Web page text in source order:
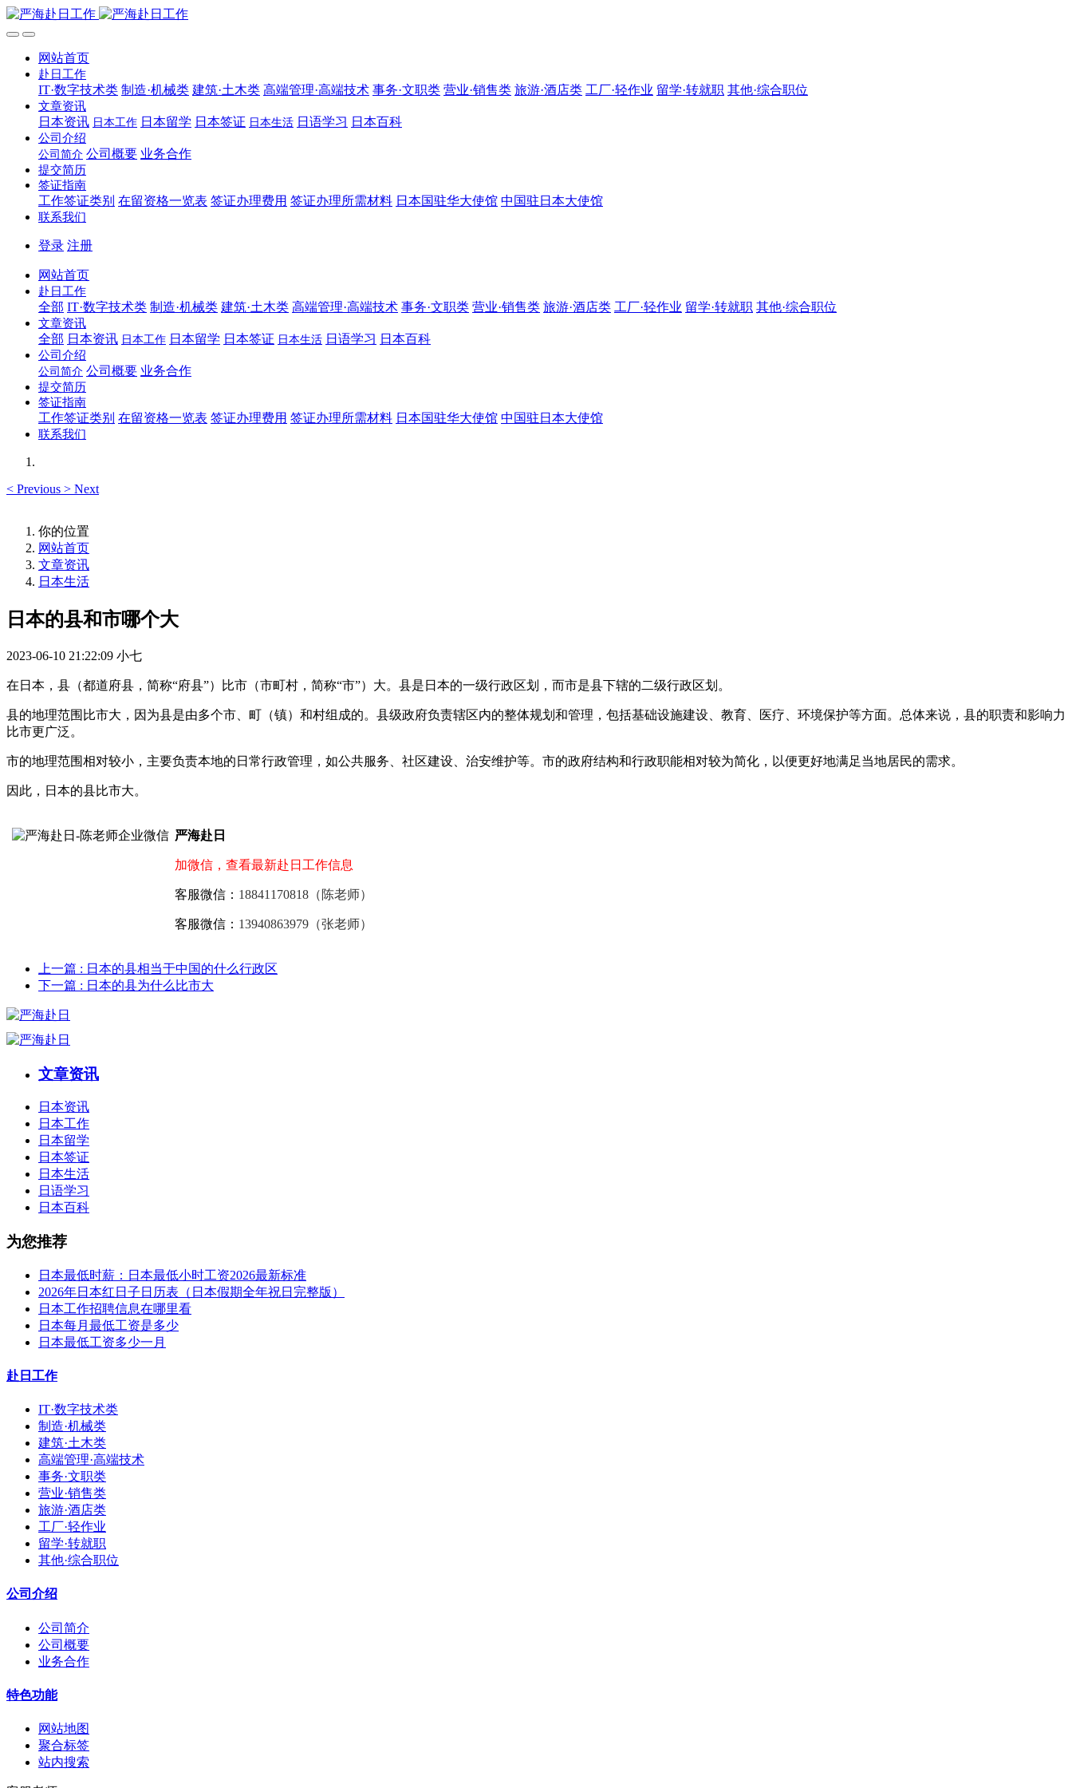
网站首页
赴日工作
IT·数字技术类 制造·机械类 建筑·土木类 高端管理·高端技术 事务·文职类 营业·销售类 旅游·酒店类 工厂·轻作业 留学·转就职 其他·综合职位
文章资讯
日本资讯 日本工作 日本留学 日本签证 日本生活 日语学习 日本百科
公司介绍
公司简介 公司概要 业务合作
提交简历
签证指南
工作签证类别 在留资格一览表 签证办理费用 签证办理所需材料 日本国驻华大使馆 中国驻日本大使馆
联系我们
登录 注册
网站首页
赴日工作
全部 IT·数字技术类 制造·机械类 建筑·土木类 高端管理·高端技术 事务·文职类 营业·销售类 旅游·酒店类 工厂·轻作业 留学·转就职 其他·综合职位
文章资讯
全部 日本资讯 日本工作 日本留学 日本签证 日本生活 日语学习 日本百科
公司介绍
公司简介 公司概要 业务合作
提交简历
签证指南
工作签证类别 在留资格一览表 签证办理费用 签证办理所需材料 日本国驻华大使馆 中国驻日本大使馆
联系我们
< Previous > Next
你的位置
网站首页
文章资讯
日本生活
日本的县和市哪个大
2023-06-10 21:22:09 小七
在日本，县（都道府县，简称“府县”）比市（市町村，简称“市”）大。县是日本的一级行政区划，而市是县下辖的二级行政区划。
县的地理范围比市大，因为县是由多个市、町（镇）和村组成的。县级政府负责辖区内的整体规划和管理，包括基础设施建设、教育、医疗、环境保护等方面。总体来说，县的职责和影响力
比市更广泛。
市的地理范围相对较小，主要负责本地的日常行政管理，如公共服务、社区建设、治安维护等。市的政府结构和行政职能相对较为简化，以便更好地满足当地居民的需求。
因此，日本的县比市大。
严海赴日
加微信，查看最新赴日工作信息
客服微信： 18841170818（陈老师）
客服微信： 13940863979（张老师）
上一篇 : 日本的县相当于中国的什么行政区
下一篇 : 日本的县为什么比市大
文章资讯
日本资讯
日本工作
日本留学
日本签证
日本生活
日语学习
日本百科
为您推荐
日本最低时薪：日本最低小时工资2026最新标准
2026年日本红日子日历表（日本假期全年祝日完整版）
日本工作招聘信息在哪里看
日本每月最低工资是多少
日本最低工资多少一月
赴日工作
IT·数字技术类
制造·机械类
建筑·土木类
高端管理·高端技术
事务·文职类
营业·销售类
旅游·酒店类
工厂·轻作业
留学·转就职
其他·综合职位
公司介绍
公司简介
公司概要
业务合作
特色功能
网站地图
聚合标签
站内搜索